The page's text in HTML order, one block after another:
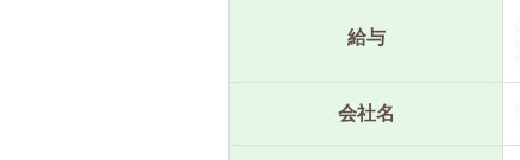
給与
会社名